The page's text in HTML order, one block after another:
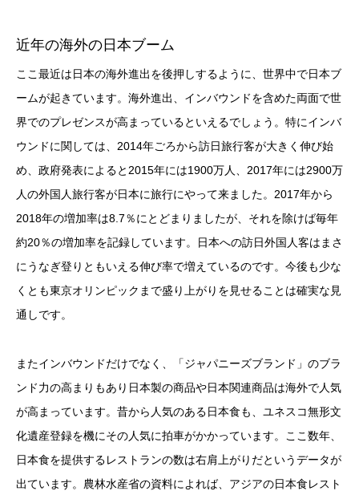
近年の海外の日本ブーム
ここ最近は日本の海外進出を後押しするように、世界中で日本ブ
ームが起きています。海外進出、インバウンドを含めた両面で世
界でのプレゼンスが高まっているといえるでしょう。特にインバ
ウンドに関しては、2014年ごろから訪日旅行客が大きく伸び始
め、政府発表によると2015年には1900万人、2017年には2900万
人の外国人旅行客が日本に旅行にやって来ました。2017年から
2018年の増加率は8.7％にとどまりましたが、それを除けば毎年
約20％の増加率を記録しています。日本への訪日外国人客はまさ
にうなぎ登りともいえる伸び率で増えているのです。今後も少な
くとも東京オリンピックまで盛り上がりを見せることは確実な見
通しです。
またインバウンドだけでなく、「ジャパニーズブランド」のブラ
ンド力の高まりもあり日本製の商品や日本関連商品は海外で人気
が高まっています。昔から人気のある日本食も、ユネスコ無形文
化遺産登録を機にその人気に拍車がかかっています。ここ数年、
日本食を提供するレストランの数は右肩上がりだというデータが
出ています。農林水産省の資料によれば、アジアの日本食レスト